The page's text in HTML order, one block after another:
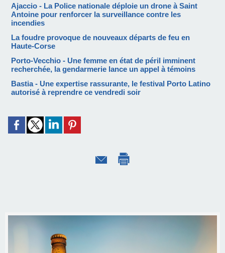
Ajaccio - La Police nationale déploie un drone à Saint
Antoine pour renforcer la surveillance contre les
incendies
La foudre provoque de nouveaux départs de feu en
Haute-Corse
Porto-Vecchio - Une femme en état de péril imminent
recherchée, la gendarmerie lance un appel à témoins
Bastia - Une expertise rassurante, le festival Porto Latino
autorisé à reprendre ce vendredi soir